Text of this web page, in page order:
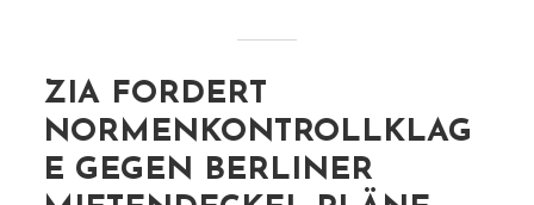
ZIA FORDERT
NORMENKONTROLLKLAG
E GEGEN BERLINER